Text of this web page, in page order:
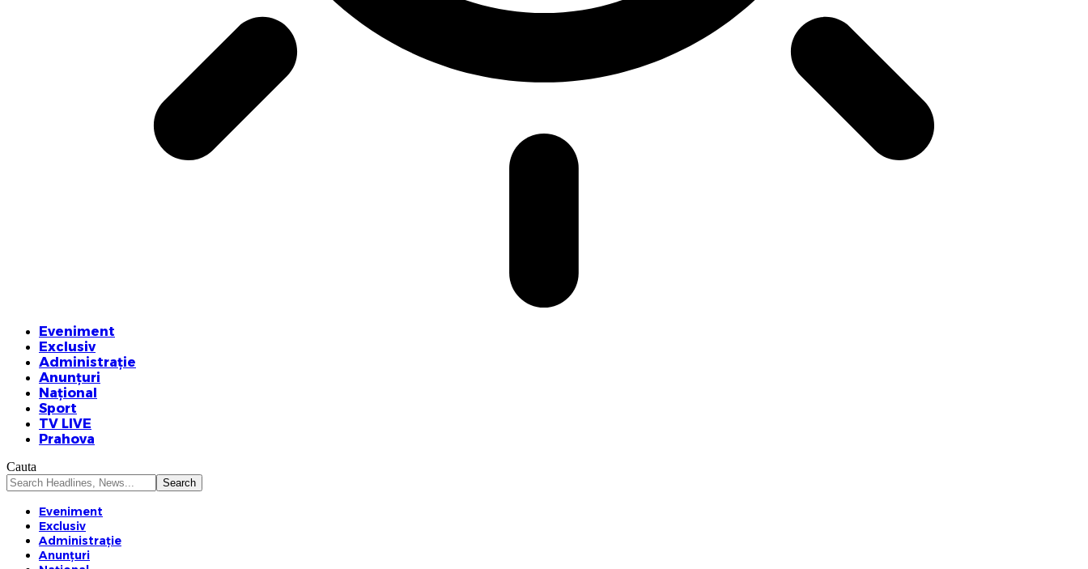
Eveniment
Exclusiv
Administrație
Anunțuri
Național
Sport
TV LIVE
Prahova
Cauta
Eveniment
Exclusiv
Administrație
Anunțuri